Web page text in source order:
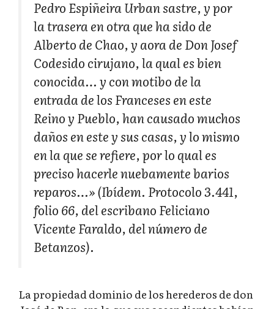
Pedro Espiñeira Urban sastre, y por
la trasera en otra que ha sido de
Alberto de Chao, y aora de Don Josef
Codesido cirujano, la qual es bien
conocida… y con motibo de la
entrada de los Franceses en este
Reino y Pueblo, han causado muchos
daños en este y sus casas, y lo mismo
en la que se refiere, por lo qual es
preciso hacerle nuebamente barios
reparos…» (Ibídem. Protocolo 3.441,
folio 66, del escribano Feliciano
Vicente Faraldo, del número de
Betanzos).
La propiedad dominio de los herederos de don